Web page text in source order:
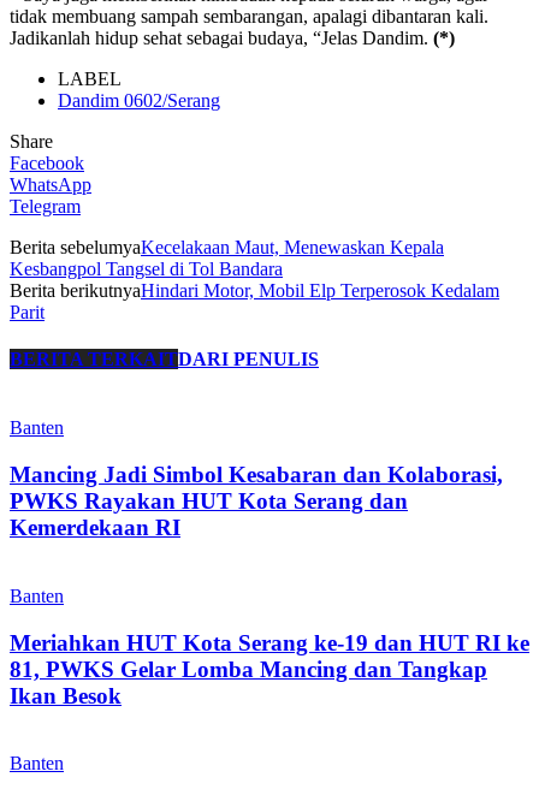
tidak membuang sampah sembarangan, apalagi dibantaran kali.
Jadikanlah hidup sehat sebagai budaya, “Jelas Dandim. (*)
LABEL
Dandim 0602/Serang
Share
Facebook
WhatsApp
Telegram
Berita sebelumyaKecelakaan Maut, Menewaskan Kepala
Kesbangpol Tangsel di Tol Bandara
Berita berikutnyaHindari Motor, Mobil Elp Terperosok Kedalam
Parit
BERITA TERKAITDARI PENULIS
Banten
Mancing Jadi Simbol Kesabaran dan Kolaborasi,
PWKS Rayakan HUT Kota Serang dan
Kemerdekaan RI
Banten
Meriahkan HUT Kota Serang ke-19 dan HUT RI ke
81, PWKS Gelar Lomba Mancing dan Tangkap
Ikan Besok
Banten